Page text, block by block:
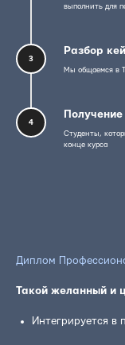
выполнить для
3
Разбор
Мы общаемся в
4
Студенты,
конце курса
Диплом
Такой желанный и
Интегрируется в